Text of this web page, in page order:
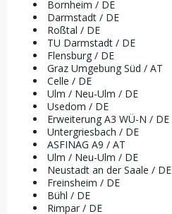
Bornheim / DE
Darmstadt / DE
Roßtal / DE
TU Darmstadt / DE
Flensburg / DE
Graz Umgebung Süd / AT
Celle / DE
Ulm / Neu-Ulm / DE
Usedom / DE
Erweiterung A3 WÜ-N / DE
Untergriesbach / DE
ASFINAG A9 / AT
Ulm / Neu-Ulm / DE
Neustadt an der Saale / DE
Freinsheim / DE
Bühl / DE
Rimpar / DE